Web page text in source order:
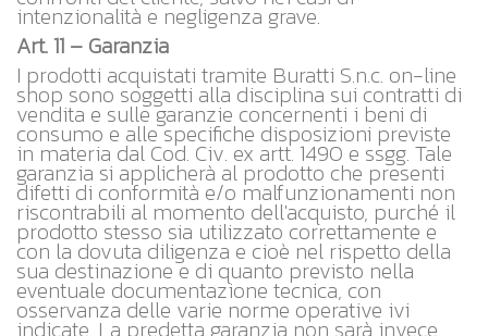
intenzionalità e negligenza grave.
Art. 11 – Garanzia
I prodotti acquistati tramite Buratti S.n.c. on-line
shop sono soggetti alla disciplina sui contratti di
vendita e sulle garanzie concernenti i beni di
consumo e alle specifiche disposizioni previste
in materia dal Cod. Civ. ex artt. 1490 e ssgg. Tale
garanzia si applicherà al prodotto che presenti
difetti di conformità e/o malfunzionamenti non
riscontrabili al momento dell'acquisto, purché il
prodotto stesso sia utilizzato correttamente e
con la dovuta diligenza e cioè nel rispetto della
sua destinazione e di quanto previsto nella
eventuale documentazione tecnica, con
osservanza delle varie norme operative ivi
indicate. La predetta garanzia non sarà invece